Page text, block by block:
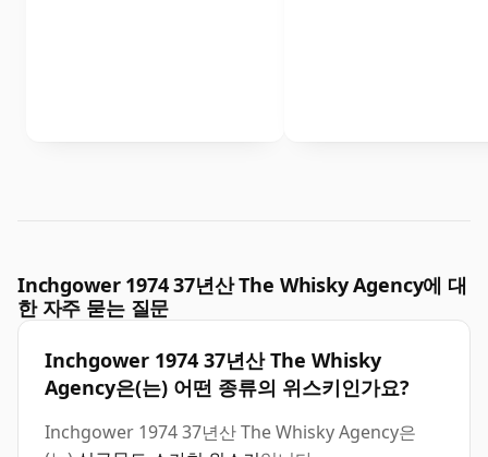
Inchgower 1974 37년산 The Whisky Agency에 대
한 자주 묻는 질문
Inchgower 1974 37년산 The Whisky
Agency은(는) 어떤 종류의 위스키인가요?
Inchgower 1974 37년산 The Whisky Agency은